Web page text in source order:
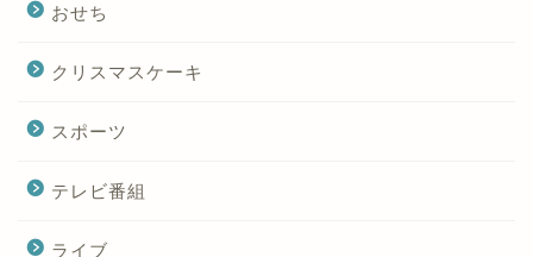
おせち
クリスマスケーキ
スポーツ
テレビ番組
ライブ